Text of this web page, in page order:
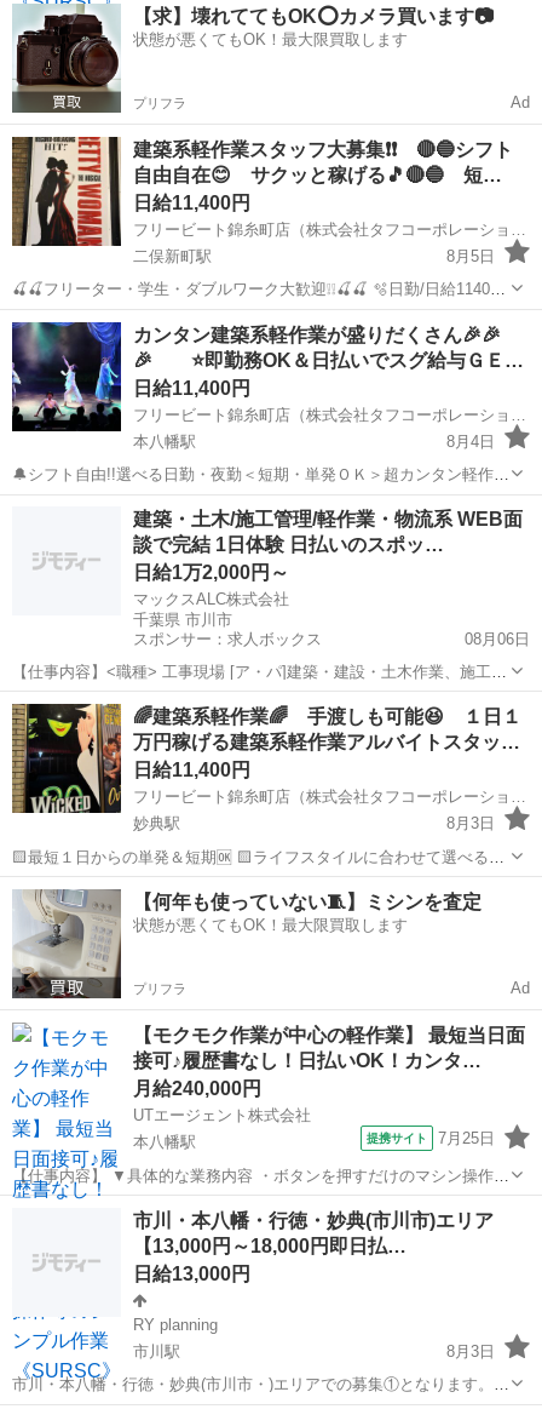
「手に職をつけたい🏃」「体を動かす仕事がしたい🏋️」 そんな方にお
すすめのお仕...
【求】壊れててもOK⭕️カメラ買います📷
状態が悪くてもOK！最大限買取します
プリフラ Ad
建築系軽作業スタッフ大募集❗❗ 🔴🔵シフト
自由自在😊 サクッと稼げる🎵🔴🔵 短…
日給11,400円
二俣新町駅
8月5日
🍒🍒フリーター・学生・ダブルワーク大歓迎❕❕🍒🍒 🫧日勤/日給11400
円（※日給10900円/10勤務迄) 🫧夜勤/日給13500円 🍒シフト選び放題
♪「単発」「短期」「週1のみ」何でもＯＫ! ◇単発で１日...
千葉 市川市 二俣新町駅 建築 スタッフ
カンタン建築系軽作業が盛りだくさん🎉🎉
🎉 ⭐即勤務OK＆日払いでスグ給与ＧＥ…
日給11,400円
本八幡駅
8月4日
🔔シフト自由!!選べる日勤・夜勤＜短期・単発ＯＫ＞超カンタン軽作業
スタッフ🔔 日勤/日給１１４００円（※日給１０９００円/10勤務迄）
夜勤/日給１３５００円 ✅めっちゃ簡単な業務内容が魅力！ ✅1日だけ
でも...
市川市 本八幡駅 建築 給料
建築・土木/施工管理/軽作業・物流系 WEB面
談で完結 1日体験 日払いのスポッ…
日給1万2,000円～
マックスALC株式会社
千葉県 市川市
スポンサー：求人ボックス
08月06日
【仕事内容】<職種> 工事現場 [ア・パ]建築・建設・土木作業、施工管
理・現場監督、軽作業・物流その他 <雇用形態> アルバイト・パート
<給与> [ア・パ]日給12,000円～ 交通費:一部支給 1日往復1,500円まで
日給:...
アルバイト・パート
🌈建築系軽作業🌈 手渡しも可能😆 １日１
万円稼げる建築系軽作業アルバイトスタッ…
日給11,400円
フリービート錦糸町店（株式会社タフコーポレーション）
妙典駅
8月3日
🟨最短１日からの単発＆短期🆗 🟨ライフスタイルに合わせて選べる自
由なシフト😃 🟨週末だけ、夜勤でＷワークも可能！ 🟨ピンチにうれし
い全額日払いやってます！ 🟨面接翌日から勤務可能！ 🟨未経験者でも
できる簡単で安全な...
千葉 市川市 妙典駅 スタッフ
【何年も使っていない🧵】ミシンを査定
状態が悪くてもOK！最大限買取します
プリフラ Ad
【モクモク作業が中心の軽作業】 最短当日面
接可♪履歴書なし！日払いOK！カンタ…
月給240,000円
UTエージェント株式会社
本八幡駅
提携サイト 7月25日
【仕事内容】 ▼具体的な業務内容 ・ボタンを押すだけのマシン操作
・製品にキズがないかコツコツチェックする検査 ・手のひらサイズの
し、ピッキング作...
本八幡駅 建築
市川・本八幡・行徳・妙典(市川市)エリア
【13,000円～18,000円即日払…
日給13,000円
RY planning
市川駅
8月3日
市川・本八幡・行徳・妙典(市川市・)エリアでの募集①となります。